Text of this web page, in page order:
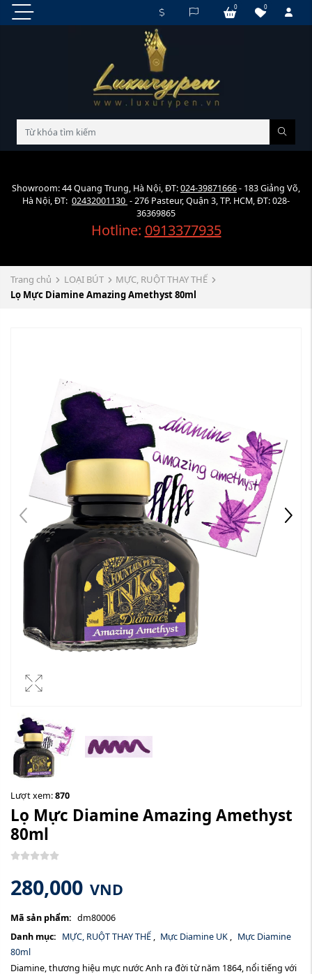
0
0
Showroom: 44 Quang Trung, Hà Nội, ĐT:024-39871666- 183 Giảng Võ,
Hà Nội, ĐT: 02432001130 - 276 Pasteur, Quận 3, TP. HCM, ĐT: 028-
36369865
Hotline: 0913377935
Trang chủ LOẠI BÚT
MỰC, RUỘT THAY THẾ
Lọ Mực Diamine Amazing Amethyst 80ml
Lượt xem:870
Lọ Mực Diamine Amazing Amethyst
80ml
280,000 VND
Mã sản phẩm: dm80006
Danh mục: MỰC, RUỘT THAY THẾ , Mực Diamine UK , Mực Diamine
80ml
Diamine, thương hiệu mực nước Anh ra đời từ năm 1864, nổi tiếng với